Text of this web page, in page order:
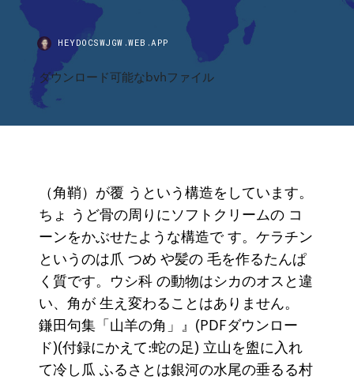
HEYDOCSWJGW.WEB.APP
ダウンロード可能なbvhファイル
（角鞘）が覆 うという構造をしています。
ちょ うど骨の周りにソフトクリームの コ
ーンをかぶせたような構造で す。ケラチン
というのは爪 つめ や髪の 毛を作るたんぱ
く質です。ウシ科 の動物はシカのオスと違
い、角が 生え変わることはありません。
鎌田句集「山羊の角」』(PDFダウンロー
ド)(付録にかえて:蛇の足) 立山を盥に入れ
て冷し瓜 ふるさとは銀河の水尾の垂るる村